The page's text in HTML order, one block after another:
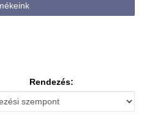
Rendezés: